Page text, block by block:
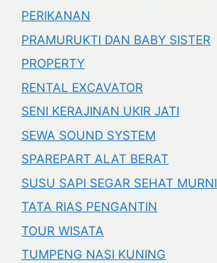
PERIKANAN
PRAMURUKTI DAN BABY SISTER
PROPERTY
RENTAL EXCAVATOR
SENI KERAJINAN UKIR JATI
SEWA SOUND SYSTEM
SPAREPART ALAT BERAT
SUSU SAPI SEGAR SEHAT MURNI
TATA RIAS PENGANTIN
TOUR WISATA
TUMPENG NASI KUNING